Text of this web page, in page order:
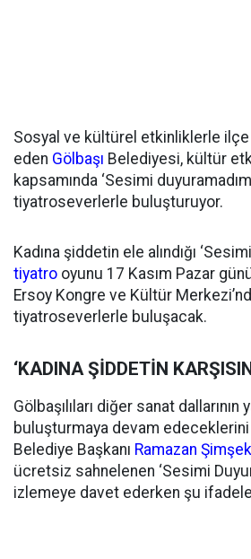
Sosyal ve kültürel etkinliklerle ilçe
eden Gölbaşı Belediyesi, kültür
kapsamında ‘Sesimi
tiyatroseverlerle buluşturuyor.
Kadına şiddetin ele alındığı
tiyatro oyunu 17 Kasım Pazar
Ersoy Kongre ve Kültür
tiyatroseverlerle buluşacak.
‘KADINA ŞİDDETİN
Gölbaşılıları diğer sanat dallarının
buluşturmaya devam edeceklerini
Belediye Başkanı Ramazan Şimşek
ücretsiz sahnelenen ‘Sesimi
izlemeye davet ederken şu